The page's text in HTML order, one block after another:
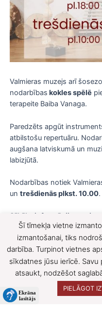
Valmieras muzejs arī
nodarbības kokles spēlē
terapeite Baiba Vanaga.
Paredzēts apgūt
atbilstošu repertuāru.
augšana latviskumā un
labizjūtā.
Nodarbības notiek
un trešdienās plkst. 10.00.
Sīkāka informācija un
F
a
c
e
b
X
Šī tīmekļa vietne
izmantošanai, tiks
darbība. Turpinot vietnes
sīkdatnes jūsu ierīcē. Savu
atsaukt, nodzēšot
PIELĀGOT